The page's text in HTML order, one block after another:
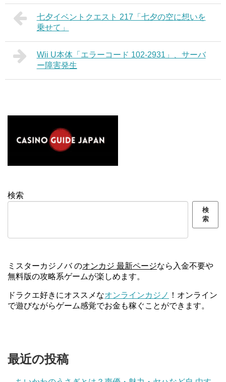
七夕イベントクエスト 217「七夕の空に想いを
乗せて」
Wii U本体「エラーコード 102-2931」、サーバ
ー障害発生
検索
検
索
ミスターカジノバ のオンカジ 最新ページなら入金不要や
無料版の攻略系ゲームが楽しめます。
ドラクエ好きにオススメなオンラインカジノ ！オンライン
で遊びながらゲーム感覚でお金も稼ぐことができます。
最近の投稿